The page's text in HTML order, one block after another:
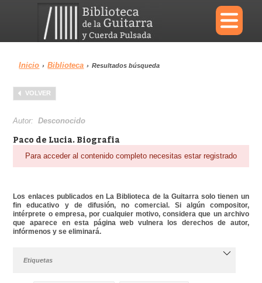
×
Menu
Biblioteca
Inicio › Biblioteca › Resultados búsqueda
VOLVER
Autor:Desconocido
Paco de Lucia. Biografia
Para acceder al contenido completo necesitas estar registrado
Los enlaces publicados en La Biblioteca de la Guitarra solo tienen un
fin educativo y de difusión, no comercial. Si algún compositor,
intérprete o empresa, por cualquier motivo, considera que un archivo
que aparece en esta página web vulnera los derechos de autor,
infórmenos y se eliminará.
Etiquetas